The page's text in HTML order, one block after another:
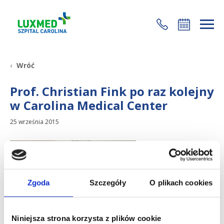
Zgoda Szczegóły O plikach cookies
Niniejsza strona korzysta z plików cookie
+48 22 35 58 200
Wróć
Prof. Christian Fink po raz kolejny
w Carolina Medical Center
25 września 2015